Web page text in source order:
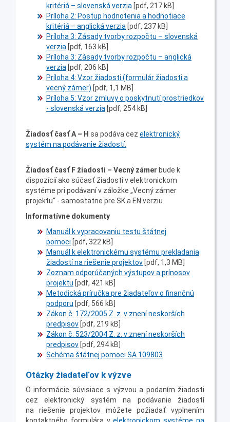
kritériá – slovenská verzia [pdf, 217 kB]
Príloha 2: Postup hodnotenia a hodnotiace
kritériá – anglická verzia [pdf, 237 kB]
Príloha 3: Zásady tvorby rozpočtu – slovenská
verzia [pdf, 163 kB]
Príloha 3: Zásady tvorby rozpočtu – anglická
verzia [pdf, 206 kB]
Príloha 4: Vzor žiadosti (formulár žiadosti a
vecný zámer) [pdf, 1,1 MB]
Príloha 5: Vzor zmluvy o poskytnutí prostriedkov
- slovenská verzia [pdf, 254 kB]
Žiadosť časť A – H sa podáva cez elektronický
systém na podávanie žiadostí.
Žiadosť časť F žiadosti – Vecný zámer bude k
dispozícií ako súčasť žiadosti v elektronickom
systéme pri podávaní v záložke „Vecný zámer
projektu“ - samostatne pre SK a EN verziu.
Informatívne dokumenty
Manuál k vypracovaniu testu štátnej
pomoci [pdf, 322 kB]
Manuál k elektronickému systému prekladania
žiadostí na riešenie projektov [pdf, 1,3 MB]
Zoznam odporúčaných výstupov a prínosov
projektu [pdf, 421 kB]
Metodická príručka pre žiadateľov o finančnú
podporu [pdf, 566 kB]
Zákon č. 172/2005 Z. z. v znení neskorších
predpisov [pdf, 219 kB]
Zákon č. 523/2004 Z. z. v znení neskorších
predpisov [pdf, 294 kB]
Schéma štátnej pomoci SA.109803
Otázky žiadateľov k výzve
O informácie súvisiace s výzvou a podaním žiadosti
cez elektronický systém na podávanie žiadostí
na riešenie projektov môžete požiadať vyplnením